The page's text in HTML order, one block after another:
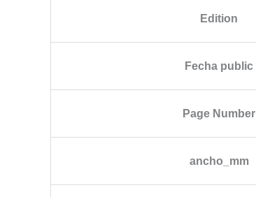
Edition
Fecha public
Page Number
ancho_mm